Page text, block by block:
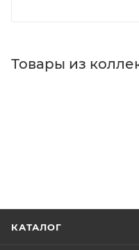
Товары из
КАТАЛОГ